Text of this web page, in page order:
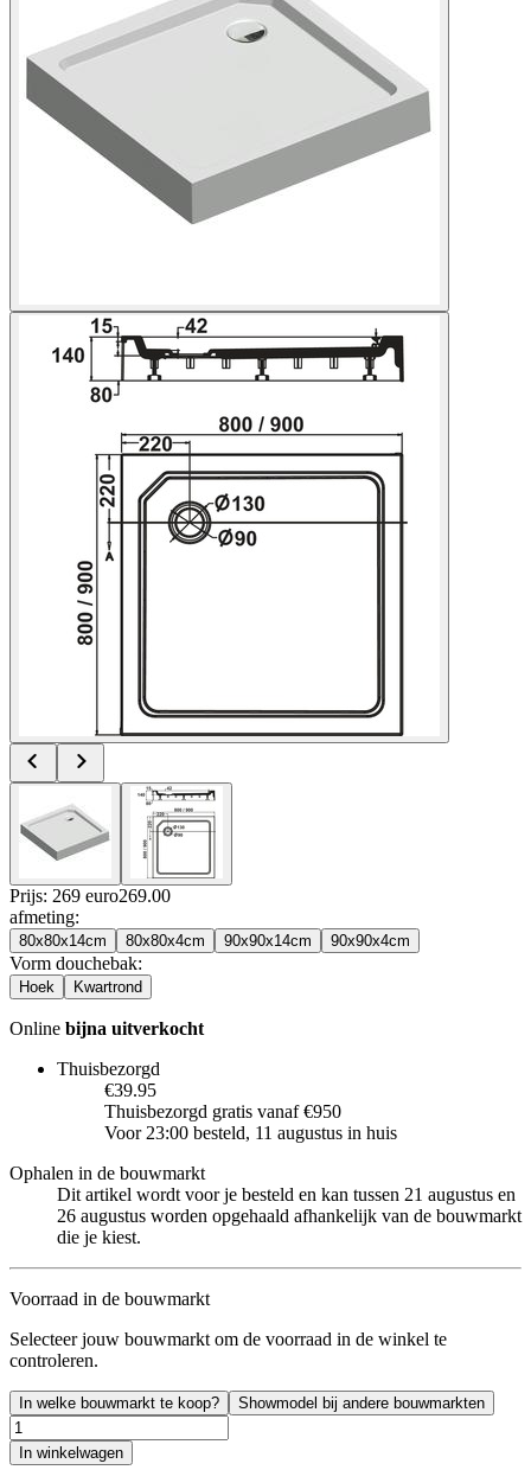
Prijs: 269 euro269.00
afmeting:
80x80x14cm 80x80x4cm 90x90x14cm 90x90x4cm
Vorm douchebak:
Hoek Kwartrond
Online bijna uitverkocht
Thuisbezorgd
€39.95
Thuisbezorgd gratis vanaf €950
Voor 23:00 besteld, 11 augustus in huis
Ophalen in de bouwmarkt
Dit artikel wordt voor je besteld en kan tussen 21 augustus en
26 augustus worden opgehaald afhankelijk van de bouwmarkt
die je kiest.
Voorraad in de bouwmarkt
Selecteer jouw bouwmarkt om de voorraad in de winkel te
controleren.
In welke bouwmarkt te koop? Showmodel bij andere bouwmarkten
In winkelwagen